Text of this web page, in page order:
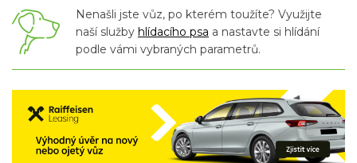
Nenašli jste vůz, po kterém toužíte? Využijte
naší služby hlídacího psa a nastavte si hlídání
podle vámi vybraných parametrů.